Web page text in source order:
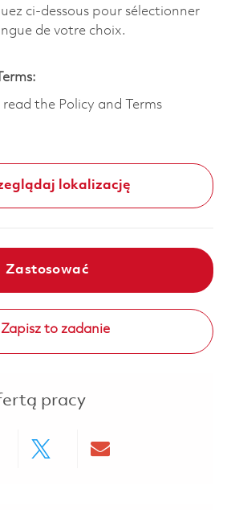
ci-dessous pour sélectionner
de votre choix.
the Policy and Terms
lokalizację
Zastosować
Zapisz to zadanie
pracy